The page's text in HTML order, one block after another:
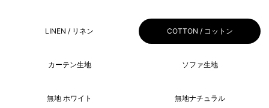
LINEN / リネン COTTON / コットン
カーテン生地 ソファ生地
無地 ホワイト 無地ナチュラル